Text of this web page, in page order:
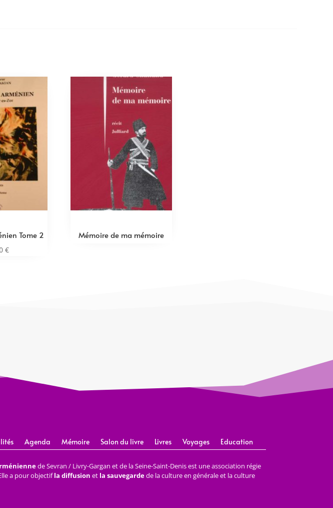
Tome 2
€
Mémoire de ma mémoire
Agenda Mémoire Salon du livre Livres Voyages Education
de Sevran / Livry-Gargan et de la Seine-Saint-Denis est une association régie
a pour objectifla diffusion et la sauvegardede la culture en générale et la culture